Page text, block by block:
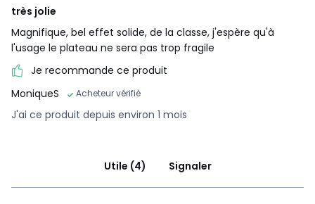
très jolie
Magnifique, bel effet solide, de la classe, j'espère qu'à
l'usage le plateau ne sera pas trop fragile
Je recommande ce produit
MoniqueS
Acheteur vérifié
J'ai ce produit depuis environ 1 mois
Utile (4) Signaler